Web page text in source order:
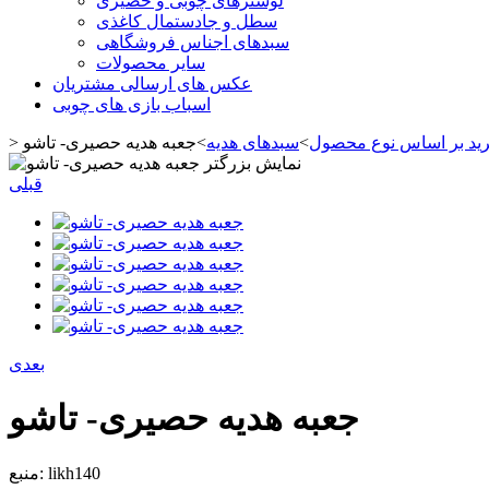
سطل و جادستمال کاغذی
سبدهای اجناس فروشگاهی
سایر محصولات
عکس های ارسالی مشتریان
اسباب بازی های چوبی
> بر اساس نوع محصول>سبدهای هدیه>جعبه هدیه حصیری- تاشو
نمایش بزرگتر
قبلی
بعدی
جعبه هدیه حصیری- تاشو
منبع: likh140